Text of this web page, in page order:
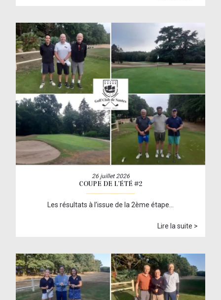
26 juillet 2026
COUPE DE L’ÉTÉ #2
Les résultats à l’issue de la 2ème étape…
Lire la suite >